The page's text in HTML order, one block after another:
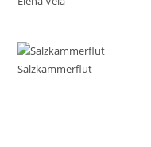
Salzkammerflut